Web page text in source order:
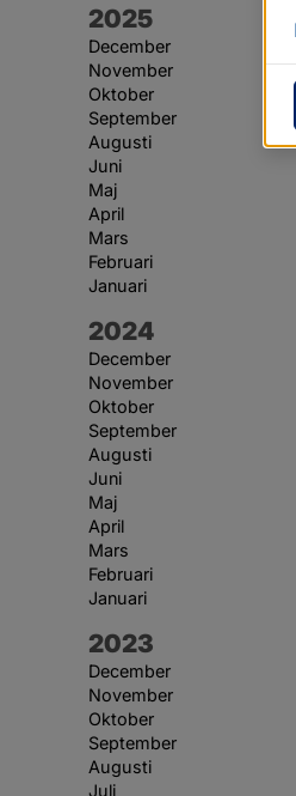
År:
2025
December
November
Oktober
September
Augusti
Juni
Maj
April
Mars
Februari
Januari
År:
2024
December
November
Oktober
September
Augusti
Juni
Maj
April
Mars
Februari
Januari
År:
2023
December
November
Oktober
September
Augusti
Juli